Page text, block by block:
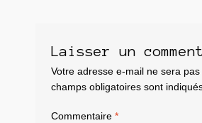
Laisser un
Votre adresse e-mail ne sera pas
champs obligatoires sont
Commentaire *